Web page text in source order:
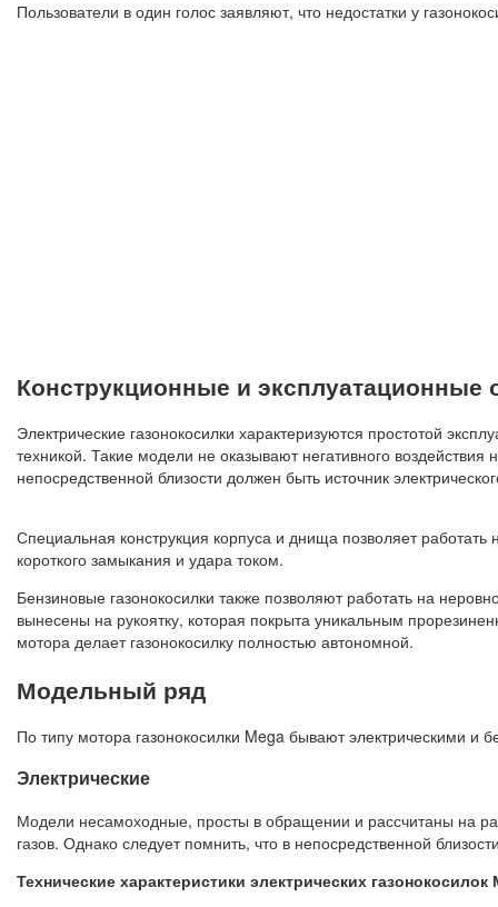
Пользователи в один голос заявляют, что недостатки у
Конструкционные и эксплуатационные
Электрические газонокосилки характеризуются простотой
техникой. Такие модели не оказывают негативного
непосредственной близости должен быть источник
Специальная конструкция корпуса и днища позволяет
короткого замыкания и удара током.
Бензиновые газонокосилки также позволяют работать на
вынесены на рукоятку, которая покрыта уникальным
мотора делает газонокосилку полностью автономной.
Модельный ряд
По типу мотора газонокосилки Mega бывают электрическими и
Электрические
Модели несамоходные, просты в обращении и рассчитаны на
газов. Однако следует помнить, что в непосредственной
Технические характеристики электрических газонокосилок